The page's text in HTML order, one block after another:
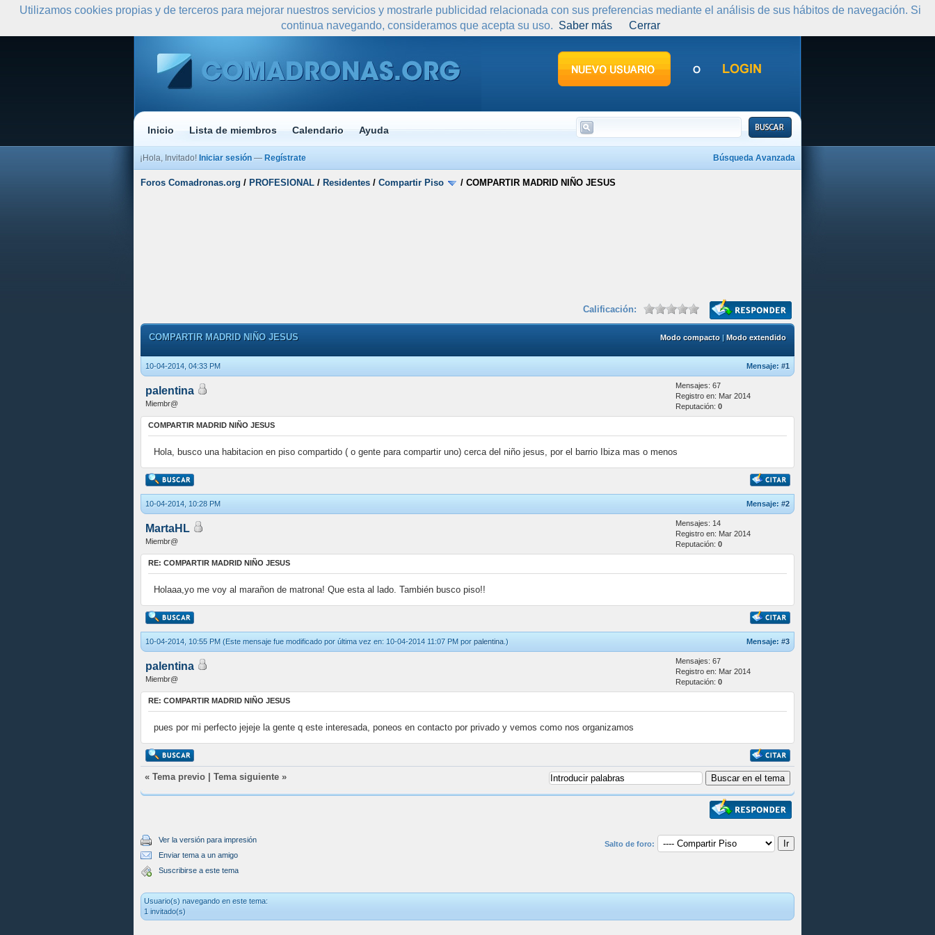
Inicio Lista de miembros Calendario Ayuda
Búsqueda Avanzada
¡Hola, Invitado! Iniciar sesión — Regístrate
Foros Comadronas.org / PROFESIONAL / Residentes / Compartir Piso / COMPARTIR MADRID NIÑO JESUS
Calificación:
Modo compacto|Modo extendido
COMPARTIR MADRID NIÑO JESUS
10-04-2014, 04:33 PM Mensaje: #1
palentina
Miembr@
Mensajes: 67
Registro en: Mar 2014
Reputación: 0
COMPARTIR MADRID NIÑO JESUS
Hola, busco una habitacion en piso compartido ( o gente para compartir uno) cerca del niño jesus, por el barrio Ibiza mas o menos
10-04-2014, 10:28 PM Mensaje: #2
MartaHL
Miembr@
Mensajes: 14
Registro en: Mar 2014
Reputación: 0
RE: COMPARTIR MADRID NIÑO JESUS
Holaaa,yo me voy al marañon de matrona! Que esta al lado. También busco piso!!
10-04-2014, 10:55 PM (Este mensaje fue modificado por última vez en: 10-04-2014 11:07 PM por palentina .) Mensaje: #3
palentina
Miembr@
Mensajes: 67
Registro en: Mar 2014
Reputación: 0
RE: COMPARTIR MADRID NIÑO JESUS
pues por mi perfecto jejeje la gente q este interesada, poneos en contacto por privado y vemos como nos organizamos
« Tema previo Tema siguiente »
Ver la versión para impresión
Enviar tema a un amigo
Suscribirse a este tema
Salto de foro:
Usuario(s) navegando en este tema:
1 invitado(s)
Utilizamos cookies propias y de terceros para mejorar nuestros servicios y mostrarle publicidad relacionada con sus preferencias mediante el análisis de sus hábitos de navegación. Si
continua navegando, consideramos que acepta su uso. Saber más Cerrar